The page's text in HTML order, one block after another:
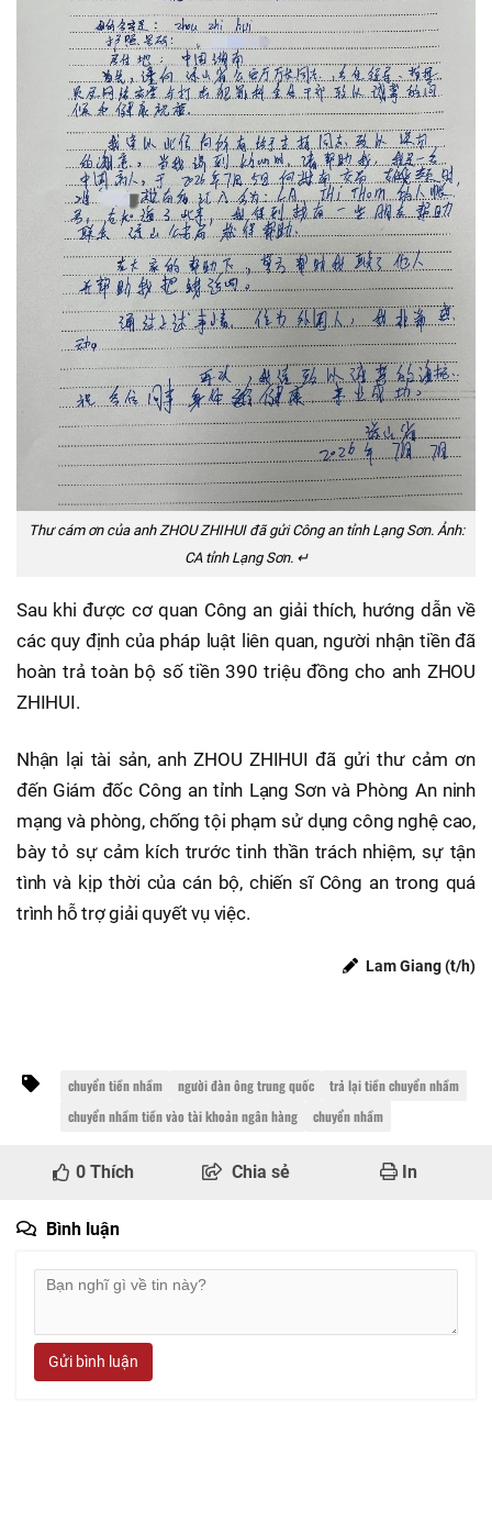
Thư cám ơn của anh ZHOU ZHIHUI đã gửi Công an tỉnh Lạng Sơn. Ảnh:
CA tỉnh Lạng Sơn. ↵
Sau khi được cơ quan Công an giải thích, hướng dẫn về
các quy định của pháp luật liên quan, người nhận tiền đã
hoàn trả toàn bộ số tiền 390 triệu đồng cho anh ZHOU
ZHIHUI.
Nhận lại tài sản, anh ZHOU ZHIHUI đã gửi thư cảm ơn
đến Giám đốc Công an tỉnh Lạng Sơn và Phòng An ninh
mạng và phòng, chống tội phạm sử dụng công nghệ cao,
bày tỏ sự cảm kích trước tinh thần trách nhiệm, sự tận
tình và kịp thời của cán bộ, chiến sĩ Công an trong quá
trình hỗ trợ giải quyết vụ việc.
Lam Giang (t/h)
chuyển tiền nhầm người đàn ông trung quốc
trả lại tiền chuyển nhầm
chuyển nhầm tiền vào tài khoản ngân hàng
chuyển nhầm
0 Thích Chia sẻ In
Bình luận
Gửi bình luận